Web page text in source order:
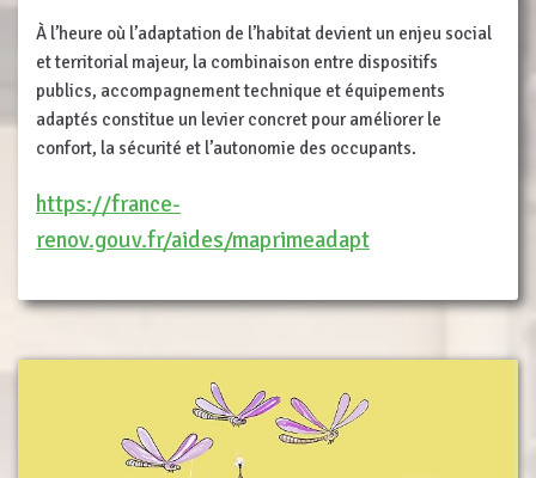
À l’heure où l’adaptation de l’habitat devient un enjeu social
et territorial majeur, la combinaison entre dispositifs
publics, accompagnement technique et équipements
adaptés constitue un levier concret pour améliorer le
confort, la sécurité et l’autonomie des occupants.
https://france-
renov.gouv.fr/aides/maprimeadapt